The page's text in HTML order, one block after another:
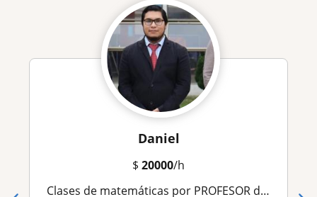
Daniel
$ 20000/h
Clases de matemáticas por PROFESOR de Liceo Bicentenario en Gran Concepción